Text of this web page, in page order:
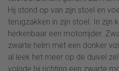
Hij stond op van zijn stoel en
terugzakken in zijn stoel. In zijn
herkenbaar een motorrijder.
zwarte helm met een donker
al leek het meer op de duivel
volgde hij richting een zwarte